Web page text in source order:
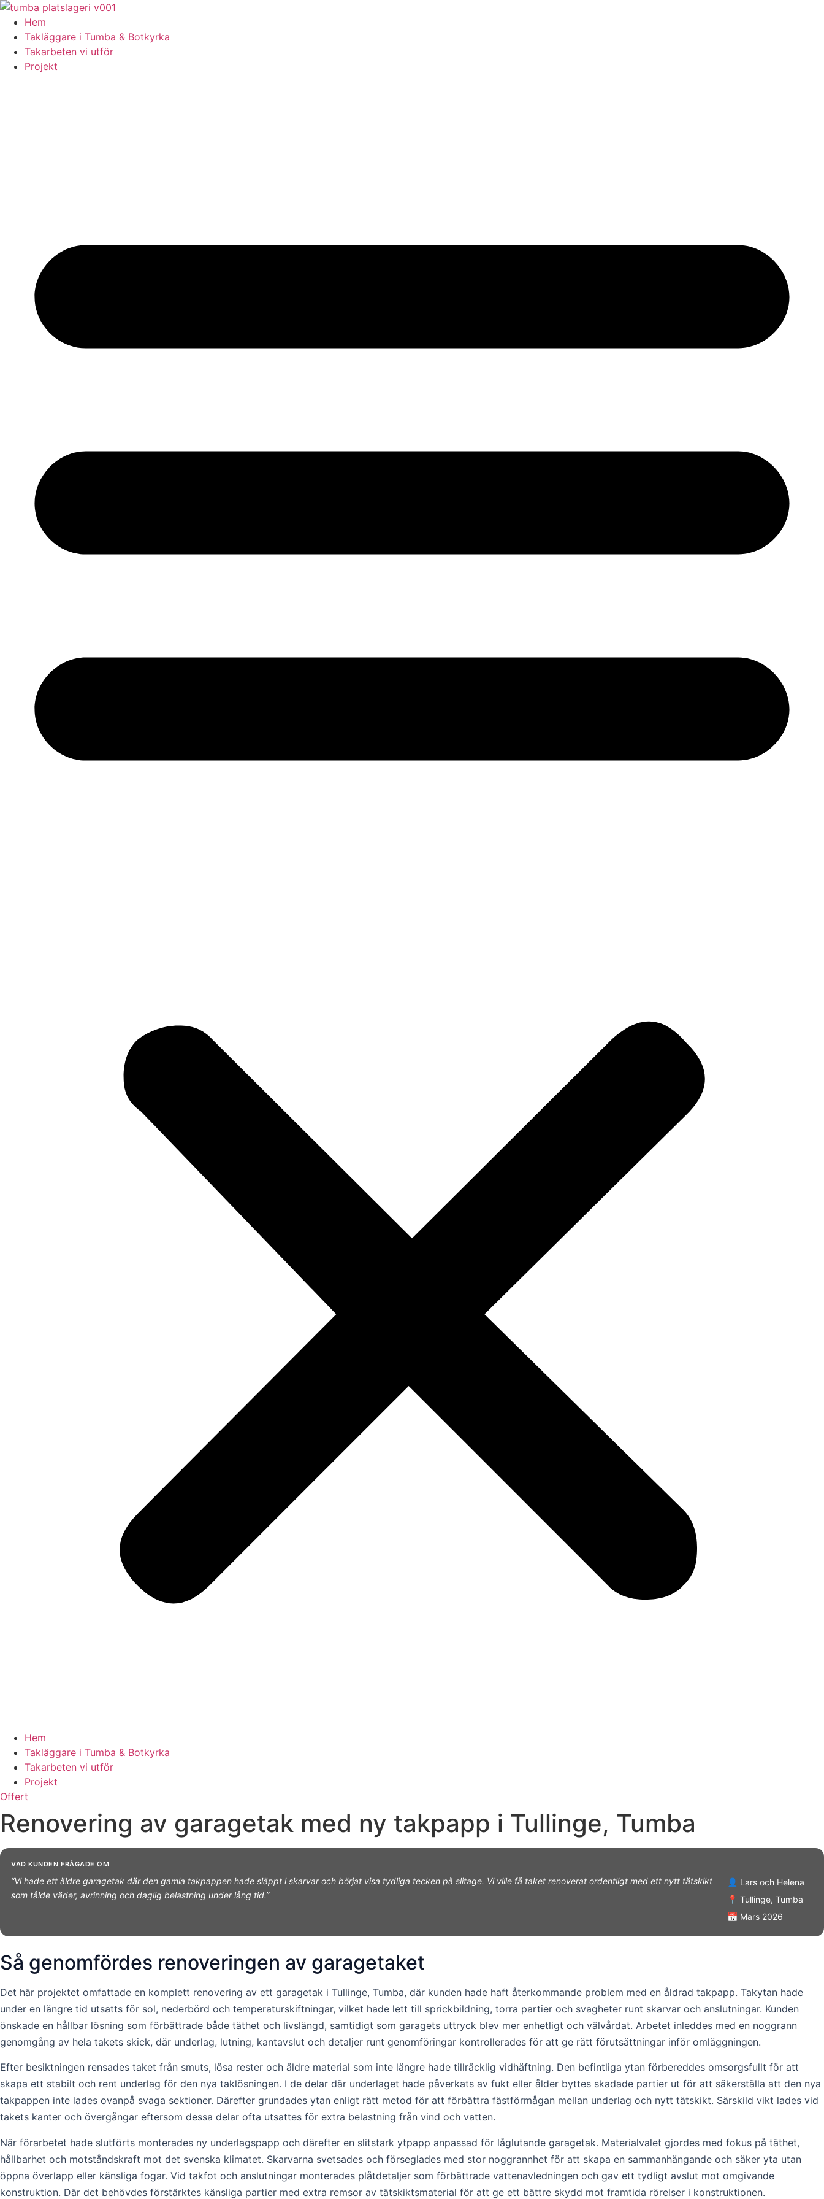
Skip
content
Hem
Takläggare i Tumba & Botkyrka
Takarbeten vi utför
Projekt
Hem
Takläggare i Tumba & Botkyrka
Takarbeten vi utför
Projekt
Offert
Renovering av garagetak med ny takpapp i Tullinge, Tumba
VAD KUNDEN FRÅGADE OM
“Vi hade ett äldre garagetak där den gamla takpappen hade släppt i skarvar och börjat visa tydliga tecken på slitage. Vi ville få taket renoverat ordentligt med ett nytt tätskikt
som tålde väder, avrinning och daglig belastning under lång tid.”
👤 Lars och Helena
📍 Tullinge, Tumba
📅 Mars 2026
Så genomfördes renoveringen av garagetaket
Det här projektet omfattade en komplett renovering av ett garagetak i Tullinge, Tumba, där kunden hade haft återkommande problem med en åldrad takpapp. Takytan hade
under en längre tid utsatts för sol, nederbörd och temperaturskiftningar, vilket hade lett till sprickbildning, torra partier och svagheter runt skarvar och anslutningar. Kunden
önskade en hållbar lösning som förbättrade både täthet och livslängd, samtidigt som garagets uttryck blev mer enhetligt och välvårdat. Arbetet inleddes med en noggrann
genomgång av hela takets skick, där underlag, lutning, kantavslut och detaljer runt genomföringar kontrollerades för att ge rätt förutsättningar inför omläggningen.
Efter besiktningen rensades taket från smuts, lösa rester och äldre material som inte längre hade tillräcklig vidhäftning. Den befintliga ytan förbereddes omsorgsfullt för att
skapa ett stabilt och rent underlag för den nya taklösningen. I de delar där underlaget hade påverkats av fukt eller ålder byttes skadade partier ut för att säkerställa att den nya
takpappen inte lades ovanpå svaga sektioner. Därefter grundades ytan enligt rätt metod för att förbättra fästförmågan mellan underlag och nytt tätskikt. Särskild vikt lades vid
takets kanter och övergångar eftersom dessa delar ofta utsattes för extra belastning från vind och vatten.
När förarbetet hade slutförts monterades ny underlagspapp och därefter en slitstark ytpapp anpassad för låglutande garagetak. Materialvalet gjordes med fokus på täthet,
hållbarhet och motståndskraft mot det svenska klimatet. Skarvarna svetsades och förseglades med stor noggrannhet för att skapa en sammanhängande och säker yta utan
öppna överlapp eller känsliga fogar. Vid takfot och anslutningar monterades plåtdetaljer som förbättrade vattenavledningen och gav ett tydligt avslut mot omgivande
konstruktion. Där det behövdes förstärktes känsliga partier med extra remsor av tätskiktsmaterial för att ge ett bättre skydd mot framtida rörelser i konstruktionen.